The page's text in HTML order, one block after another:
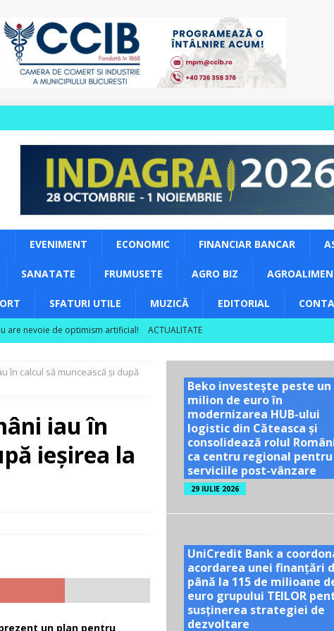
EVENIMENT ECONOMIC FINANCIAR BANCAR
SANATATE FRUMUSETE AGRO BIZ
SFATURI UTILE MUZICĂ EDITORIAL
are nevoie de optimism artificial!
ACTUALITATE
unor vizite educaționale pentru tineri și studenți la poalele
dublează în S1 2026; peste 40% dintre companiile mari din sector
în calcul să muncească și după
iau în
ieșirea la
un plan pentru
Beko investește peste un
milion de euro în
modernizarea HUB-ului
logistic din Căteasca și
consolidează rolul
ca centru regional pentru
serviciile post-vânzare
29 IULIE 2026
UniCredit Bank a
acordarea unei finanțări
până la 115 de milioane
euro grupului TEILOR
susținerea strategiei de
dezvoltare